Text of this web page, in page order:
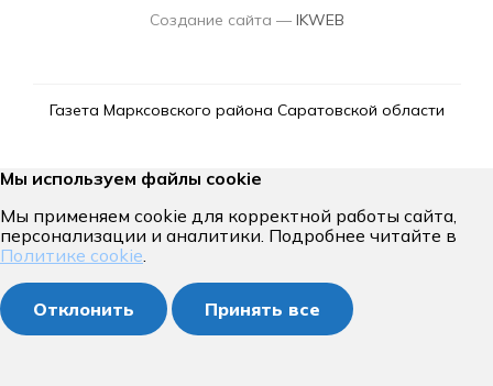
Создание сайта — IKWEB
Газета Марксовского района Саратовской области
Мы используем файлы cookie
Мы применяем cookie для корректной работы сайта,
персонализации и аналитики. Подробнее читайте в
Политике cookie.
Отклонить Принять все